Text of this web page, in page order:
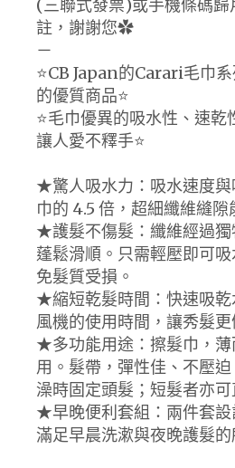
(三聯式發票)或手機條碼
註，謝謝您✿
－
⭐️CB Japan的Carari毛巾
的優質商品⭐️
⭐️毛巾優異的吸水性、速乾
讓人愛不釋手⭐️
★驚人吸水力：吸水速度
巾的 4.5 倍，超細纖維縫隙
★護髮不傷髮：纖維經過
蓬鬆滑順。只需輕壓即可
免髮質受損。
★縮短乾髮時間：快速吸
風機的使用時間，讓秀髮更
★多功能用途：擦髮巾，
用。髮帶，彈性佳、不壓
澡時固定頭髮；短髮者亦
★早晚便利套組：兩件套設
滿足早晨洗漱與夜晚護髮的